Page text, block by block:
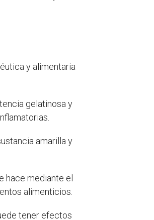
y alimentaria
gelatinosa y
amarilla y
hace mediante el
alimenticios.
tener efectos